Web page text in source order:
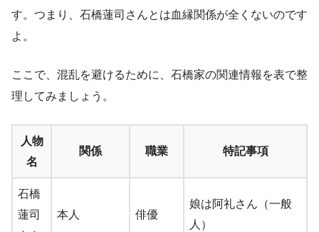
す。つまり、石橋蓮司さんとは血縁関係が全くないのです
よ。
ここで、混乱を避けるために、石橋家の関連情報を表で整
理してみましょう。
人物
名
関係 職業 特記事項
石橋
蓮司
本人 俳優
娘は阿礼さん（一般
人）